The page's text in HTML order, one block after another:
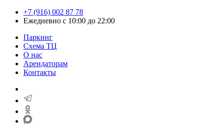
+7 (916) 002 87 78
Ежедневно с 10:00 до 22:00
Паркинг
Схема ТЦ
О нас
Арендаторам
Контакты